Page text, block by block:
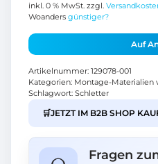
inkl. 0 % MwSt. zzgl.
Woanders günstiger?
Auf
Artikelnummer: 129078-001
Kategorien: Montage-Materialien
Schlagwort: Schletter
🛒JETZT IM B2B SHOP
Fragen